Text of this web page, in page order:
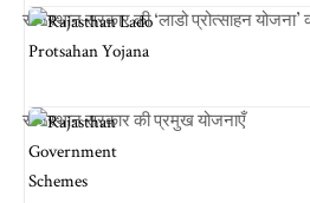
राजस्थान सरकार की ‘लाडो प्रोत्साहन
राजस्थान सरकार की प्रमुख योजनाएँ